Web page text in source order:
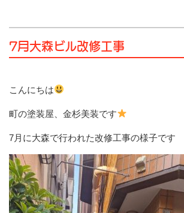
7月大森ビル改修工事
こんにちは
町の塗装屋、金杉美装です
7月に大森で行われた改修工事の様子です